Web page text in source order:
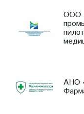
ООО
АНО